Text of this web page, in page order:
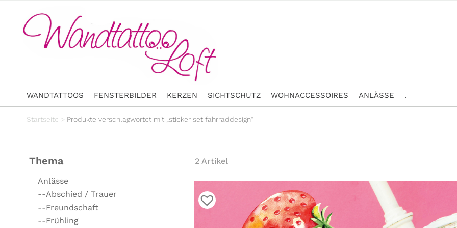
WANDTATTOOS FENSTERBILDER KERZEN SICHTSCHUTZ WOHNACCESSOIRES ANLÄSSE .
Startseite > Produkte verschlagwortet mit „sticker set fahrraddesign“
Thema
Anlässe
--Abschied / Trauer
--Freundschaft
--Frühling
2 Artikel